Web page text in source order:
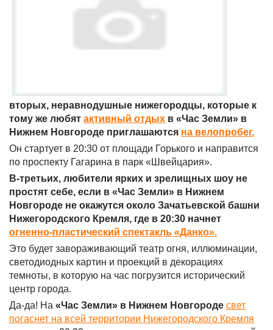
вторых, неравнодушные нижегородцы, которые к
тому же любят активный отдых в «Час Земли» в
Нижнем Новгороде приглашаются на велопробег.
Он стартует в 20:30 от площади Горького и направится
по проспекту Гагарина в парк «Швейцария».
В-третьих, любители ярких и зрелищных шоу не
простят себе, если в «Час Земли» в Нижнем
Новгороде не окажутся около Зачатьевской башни
Нижегородского Кремля, где в 20:30 начнет
огненно-пластический спектакль «Данко».
Это будет завораживающий театр огня, иллюминации,
светодиодных картин и проекций в декорациях
темноты, в которую на час погрузится исторический
центр города.
Да-да! На «Час Земли» в Нижнем Новгороде свет
погаснет на всей территории Нижегородского Кремля